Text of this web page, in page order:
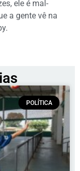
ele é mal-
a gente vê na
POLÍTICA